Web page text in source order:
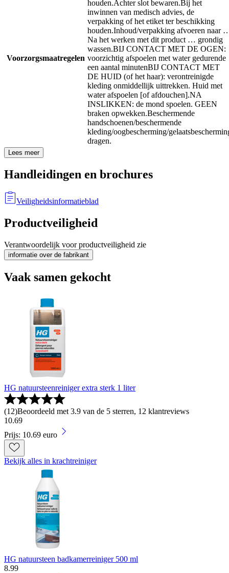
Voorzorgsmaatregelen
houden.Achter slot bewaren.Bij het
inwinnen van medisch advies, de
verpakking of het etiket ter beschikking
houden.Inhoud/verpakking afvoeren naar
Na het werken met dit product … grondig
wassen.BIJ CONTACT MET DE OGEN:
voorzichtig afspoelen met water gedurende
een aantal minutenBIJ CONTACT MET
DE HUID (of het haar): verontreinigde
kleding onmiddellijk uittrekken. Huid met
water afspoelen [of afdouchen].NA
INSLIKKEN: de mond spoelen. GEEN
braken opwekken.Beschermende
handschoenen/beschermende
kleding/oogbescherming/
dragen.
Lees meer
Handleidingen en brochures
Veiligheidsinformatieblad
Productveiligheid
Verantwoordelijk voor productveiligheid zie
informatie over de fabrikant
Vaak samen gekocht
HG natuursteenreiniger extra sterk 1 liter
(12)Beoordeeld met 3.9 van de 5 sterren, 12 klantreviews
10.69
Prijs: 10.69 euro
Bekijk alles in krachtreiniger
HG natuursteen badkamerreiniger 500 ml
8.99